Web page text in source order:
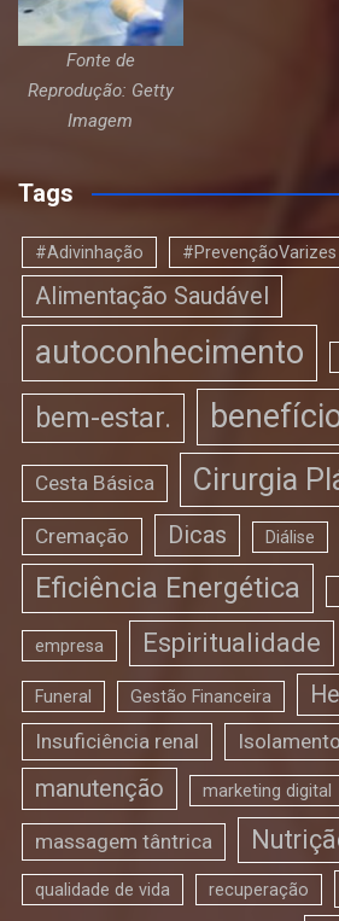
Fonte de
Reprodução: Getty
Imagem
Tags
#Adivinhação #PrevençãoVarizes
Alimentação Saudável
autoconhecimento
bem-estar.
Cesta Básica Cirurgia
Cremação Dicas Diálise
Eficiência Energética
empresa Espiritualidade
Funeral Gestão Financeira
Insuficiência renal
manutenção marketing digital
massagem tântrica
qualidade de vida recuperação